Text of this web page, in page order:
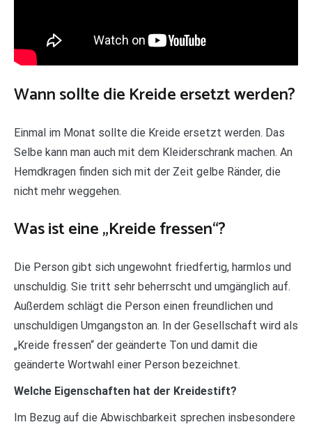
Wann sollte die Kreide ersetzt werden?
Einmal im Monat sollte die Kreide ersetzt werden. Das
Selbe kann man auch mit dem Kleiderschrank machen. An
Hemdkragen finden sich mit der Zeit gelbe Ränder, die
nicht mehr weggehen.
Was ist eine „Kreide fressen“?
Die Person gibt sich ungewohnt friedfertig, harmlos und
unschuldig. Sie tritt sehr beherrscht und umgänglich auf.
Außerdem schlägt die Person einen freundlichen und
unschuldigen Umgangston an. In der Gesellschaft wird als
„Kreide fressen“ der geänderte Ton und damit die
geänderte Wortwahl einer Person bezeichnet.
Welche Eigenschaften hat der Kreidestift?
Im Bezug auf die Abwischbarkeit sprechen insbesondere